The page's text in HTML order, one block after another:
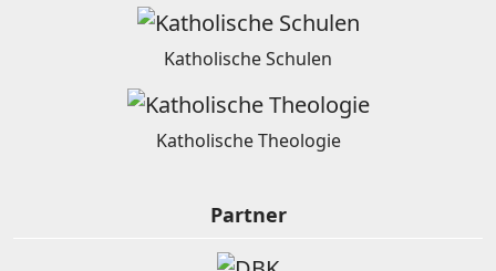
Katholische Schulen
Katholische Theologie
Partner